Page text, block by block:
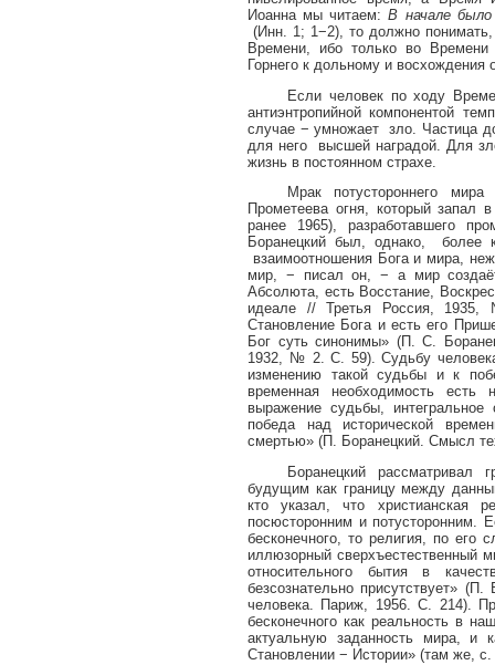
Иоанна мы читаем:В начале
(Инн. 1; 1−2), то должно
Времени, ибо только во
Горнего к дольному и восхождения
Если человек по ходу
антиэнтропийной компонентой
случае − умножает
зло. Частица
для него
высшей наградой. Для
жизнь в постоянном страхе.
Мрак потустороннего
Прометеева огня, который запал
ранее 1965), разработавшего
Боранецкий был, однако,
более
взаимоотношения Бога и мира,
мир, − писал он, − а мир
Абсолюта, есть Восстание,
идеале // Третья Россия,
Становление Бога и есть его
Бог суть синонимы» (П. С.
1932, № 2. С. 59). Судьбу
изменению такой судьбы и к
временная необходимость есть
выражение судьбы,
победа над исторической
смертью» (П. Боранецкий. Смысл
Боранецкий
будущим как границу между
кто указал, что христианская
посюсторонним и потусторонним.
бесконечного, то религия, по его
иллюзорный сверхъестественный
относительного бытия в
безсознательно присутствует»
человека. Париж, 1956. С. 214).
бесконечного как реальность в
актуальную заданность мира, и
Становлении − Истории» (там же, с.